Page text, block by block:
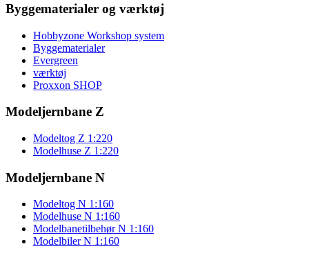
Byggematerialer og værktøj
Hobbyzone Workshop system
Byggematerialer
Evergreen
værktøj
Proxxon SHOP
Modeljernbane Z
Modeltog Z 1:220
Modelhuse Z 1:220
Modeljernbane N
Modeltog N 1:160
Modelhuse N 1:160
Modelbanetilbehør N 1:160
Modelbiler N 1:160